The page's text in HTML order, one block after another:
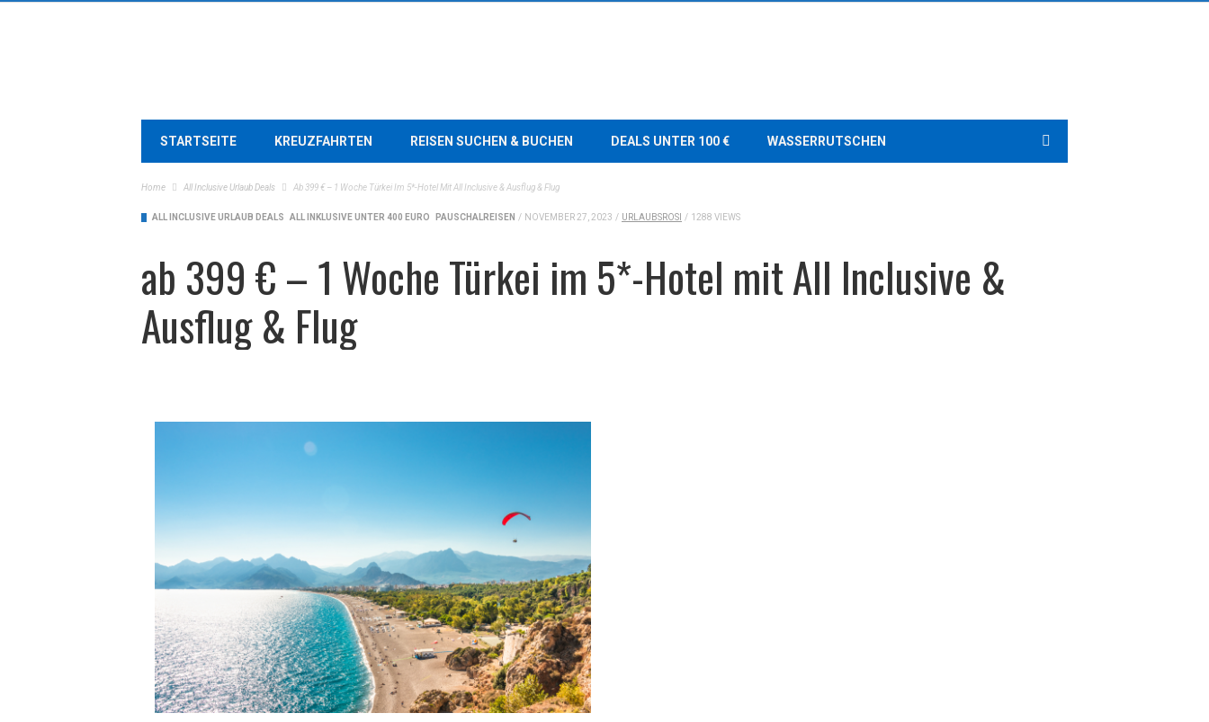
STARTSEITE KREUZFAHRTEN REISEN SUCHEN & BUCHEN DEALS UNTER 100 € WASSERRUTSCHEN
Home All Inclusive Urlaub Deals Ab 399 € – 1 Woche Türkei Im 5*-Hotel Mit All Inclusive & Ausflug & Flug
ALL INCLUSIVE URLAUB DEALS ALL INKLUSIVE UNTER 400 EURO PAUSCHALREISEN / NOVEMBER 27, 2023 / URLAUBSROSI / 1288 VIEWS
ab 399 € – 1 Woche Türkei im 5*-Hotel mit All Inclusive &
Ausflug & Flug